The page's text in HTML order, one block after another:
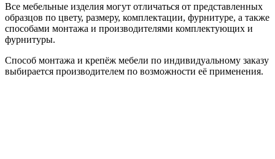
Все мебельные изделия могут отличаться от представленных
образцов по цвету, размеру, комплектации, фурнитуре, а также
способами монтажа и производителями комплектующих и
фурнитуры.
Способ монтажа и крепёж мебели по индивидуальному заказу
выбирается производителем по возможности её применения.